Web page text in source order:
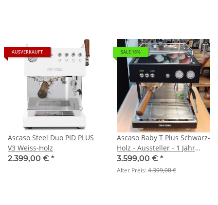
AUSVERKAUFT
Ascaso Steel Duo PID PLUS
V3 Weiss-Holz
2.399,00 € *
SALE 18%
Ascaso Baby T Plus Schwarz-
Holz - Aussteller - 1 Jahr
Gewährleistung - nur online
verfügbar
3.599,00 € *
Alter Preis:4.399,00 €